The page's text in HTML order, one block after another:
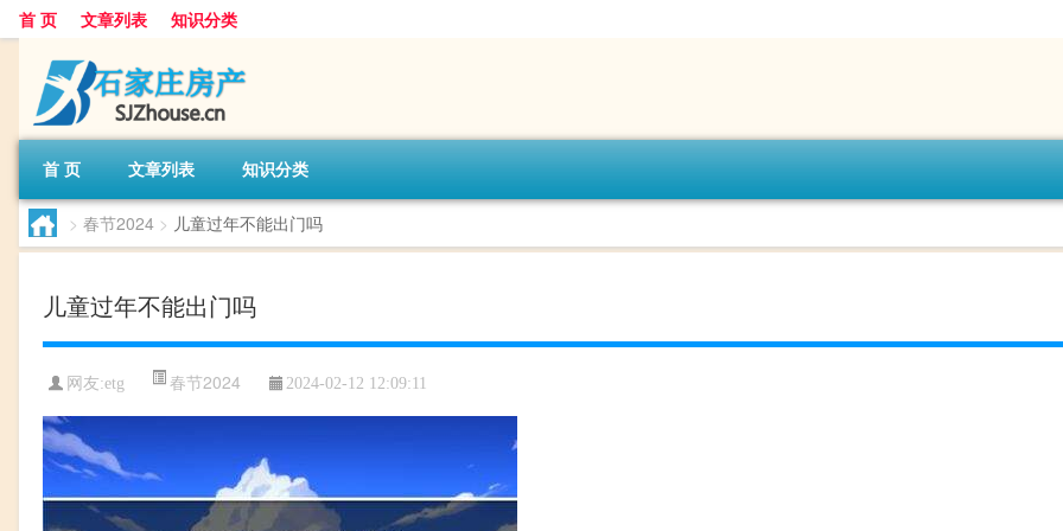
首 页 文章列表 知识分类
首 页 文章列表 知识分类
> 春节2024 > 儿童过年不能出门吗
儿童过年不能出门吗
网友:etg 春节2024 2024-02-12 12:09:11